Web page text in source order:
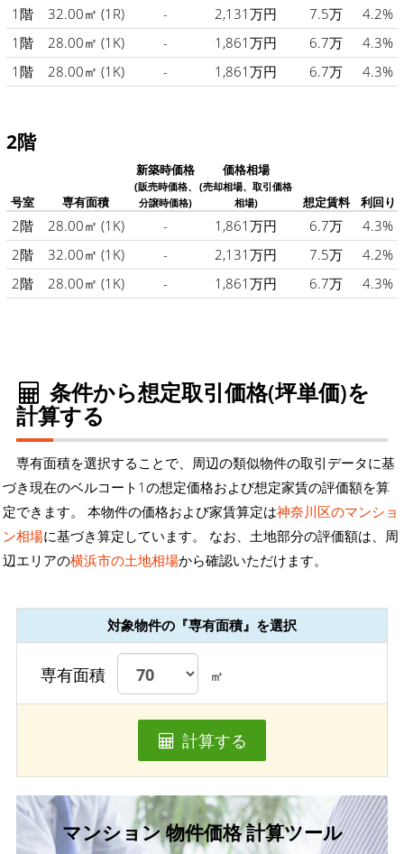
1階 32.00㎡ (1R) - 2,131万円 7.5万
4.2%
1階
28.00㎡ (1K) - 1,861万円 6.7万
4.3%
1階
28.00㎡ (1K) - 1,861万円 6.7万 4.3%
2階
号室 専有面積
新築時価格
(販売時価格、
分譲時価格)
価格相場
(売却相場、取引価格
相場)
想定賃料 利回り
2階 28.00㎡ (1K) - 1,861万円 6.7万
4.3%
2階
32.00㎡ (1K) - 2,131万円 7.5万
4.2%
2階
28.00㎡ (1K) - 1,861万円 6.7万 4.3%
条件から想定取引価格(坪単価)を
計算する
専有面積を選択することで、周辺の類似物件の取引データに基
づき現在のベルコート1の想定価格および想定家賃の評価額を算
定できます。 本物件の価格および家賃算定は神奈川区のマンショ
ン相場に基づき算定しています。 なお、土地部分の評価額は、周
辺エリアの横浜市の土地相場から確認いただけます。
対象物件の『専有面積』を選択
専有面積 ㎡
計算する
マンション 物件価格 計算ツール